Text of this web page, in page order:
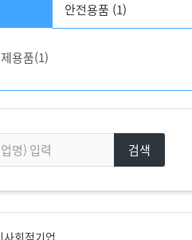
안전용품 (1)
용품(1)
검색